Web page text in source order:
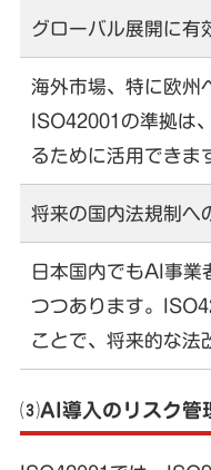
グローバル展開に有
海外市場、特に欧州
ISO42001の準拠は
るために活用できま
将来の国内法規制へ
日本国内でもAI事業
つつあります。
ことで、将来的な法
⑶AI導入のリスク管